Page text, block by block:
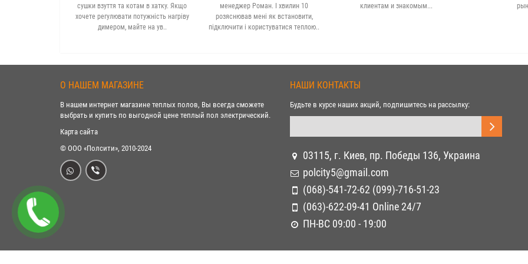
сушки взуття та котам в хатку. Якщо
хочете регулювати потужність нагріву
димером, майте на ув..
менеджер Роман. І хвилин 10
розяснював мені як встановити,
підключити і користуватися теплою..
клиентам и знакомым...
О НАШЕМ МАГАЗИНЕ
В нашем интернет магазине теплых полов, Вы всегда сможете
выбрать и купить по выгодной цене теплый пол электрический.
Карта сайта
© ООО «Полсити», 2010-2024
НАШИ КОНТАКТЫ
Будьте в курсе наших акций, подпишитесь на рассылку:
03115, г. Киев, пр. Победы 136, Украина
polcity5@gmail.com
(068)-541-72-62 (099)-716-51-23
(063)-622-09-41 Online 24/7
ПН-ВС 09:00 - 19:00